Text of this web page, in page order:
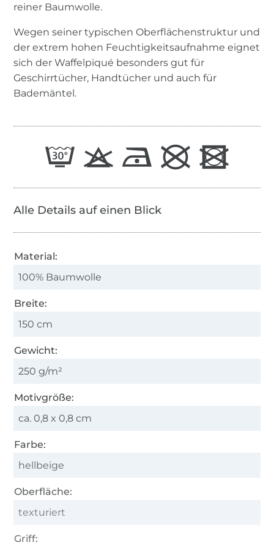
reiner Baumwolle.
Wegen seiner typischen Oberflächenstruktur und
der extrem hohen Feuchtigkeitsaufnahme eignet
sich der Waffelpiqué besonders gut für
Geschirrtücher, Handtücher und auch für
Bademäntel.
Alle Details auf einen Blick
Material:
100% Baumwolle
Breite:
150 cm
Gewicht:
250 g/m²
Motivgröße:
ca. 0,8 x 0,8 cm
Farbe:
hellbeige
Oberfläche:
texturiert
Griff: